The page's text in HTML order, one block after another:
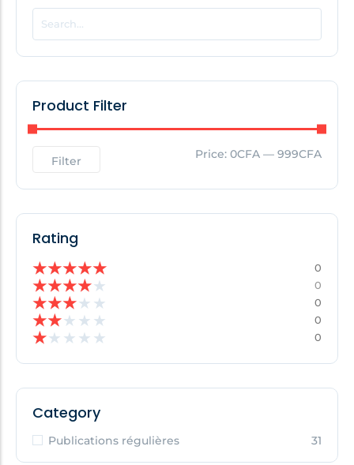
POPULAR THIS WEEK
No Posts Found!
No Posts Found!
Product Filter
Filter Price: 0CFA — 999CFA
Rating
★★★★★ 0
★★★★★ 0
★★★★ ★ 0
★★★ ★ ★ 0
★★ ★ ★ ★ 0
Category
Publications régulières 31